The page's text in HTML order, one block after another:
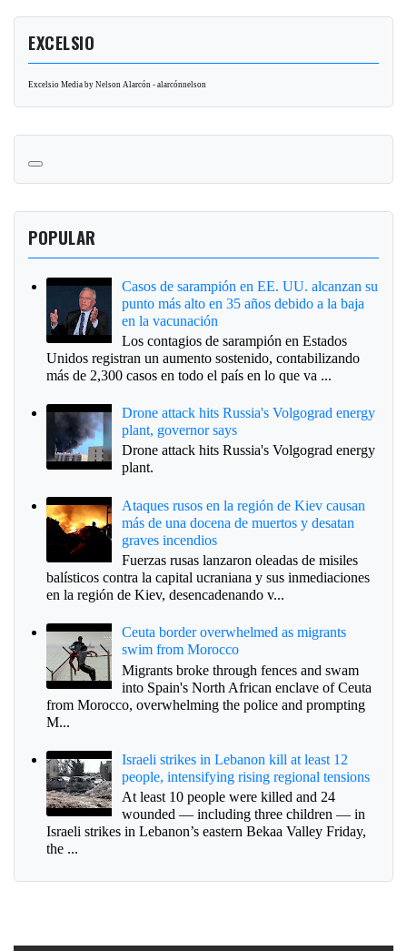
EXCELSIO
Excelsio Media by Nelson Alarcón - alarcónnelson
POPULAR
Casos de sarampión en EE. UU. alcanzan su
punto más alto en 35 años debido a la baja
en la vacunación
Los contagios de sarampión en Estados
Unidos registran un aumento sostenido, contabilizando
más de 2,300 casos en todo el país en lo que va ...
Drone attack hits Russia's Volgograd energy
plant, governor says
Drone attack hits Russia's Volgograd energy
plant.
Ataques rusos en la región de Kiev causan
más de una docena de muertos y desatan
graves incendios
Fuerzas rusas lanzaron oleadas de misiles
balísticos contra la capital ucraniana y sus inmediaciones
en la región de Kiev, desencadenando v...
Ceuta border overwhelmed as migrants
swim from Morocco
Migrants broke through fences and swam
into Spain's North African enclave of Ceuta
from Morocco, overwhelming the police and prompting
M...
Israeli strikes in Lebanon kill at least 12
people, intensifying rising regional tensions
At least 10 people were killed and 24
wounded — including three children — in
Israeli strikes in Lebanon’s eastern Bekaa Valley Friday,
the ...